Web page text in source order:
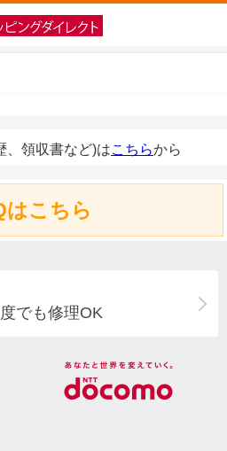
、領収書など)はこちらから
はこちら
でも修理OK